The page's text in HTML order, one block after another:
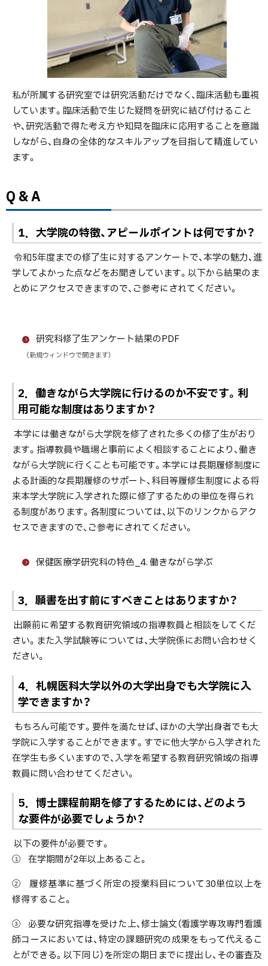
私が所属する研究室では研究活動だけでなく、臨床活動も重視
しています。臨床活動で生じた疑問を研究に結び付けること
や、研究活動で得た考え方や知見を臨床に応用することを意識
しながら、自身の全体的なスキルアップを目指して精進してい
ます。
Q & A
1．大学院の特徴、アピールポイントは何ですか？
令和5年度までの修了生に対するアンケートで、本学の魅力、進
学してよかった点などをお聞きしています。以下から結果のま
とめにアクセスできますので、ご参考にされてください。
研究科修了生アンケート結果のPDF
（新規ウィンドウで開きます）
2．働きながら大学院に行けるのか不安です。利
用可能な制度はありますか？
本学には働きながら大学院を修了された多くの修了生がおり
ます。指導教員や職場と事前によく相談することにより、働き
ながら大学院に行くことも可能です。本学には長期履修制度に
よる計画的な長期履修のサポート、科目等履修生制度による将
来本学大学院に入学された際に修了するための単位を得られ
る制度があります。各制度については、以下のリンクからアク
セスできますので、ご参考にされてください。
保健医療学研究科の特色_4. 働きながら学ぶ
3．願書を出す前にすべきことはありますか？
出願前に希望する教育研究領域の指導教員と相談をしてくだ
さい。また入学試験等については、大学院係にお問い合わせく
ださい。
4．札幌医科大学以外の大学出身でも大学院に入
学できますか？
もちろん可能です。要件を満たせば、ほかの大学出身者でも大
学院に入学することができます。すでに他大学から入学された
在学生も多くいますので、入学を希望する教育研究領域の指導
教員に問い合わせてください。
5．博士課程前期を修了するためには、どのよう
な要件が必要でしょうか？
以下の要件が必要です。
① 在学期間が2年以上あること。
② 履修基準に基づく所定の授業科目について30単位以上を
修得すること。
③ 必要な研究指導を受けた上、修士論文（看護学専攻専門看護
師コースにおいては、特定の課題研究の成果をもって代えるこ
とができる。以下同じ）を所定の期日までに提出し、その審査及